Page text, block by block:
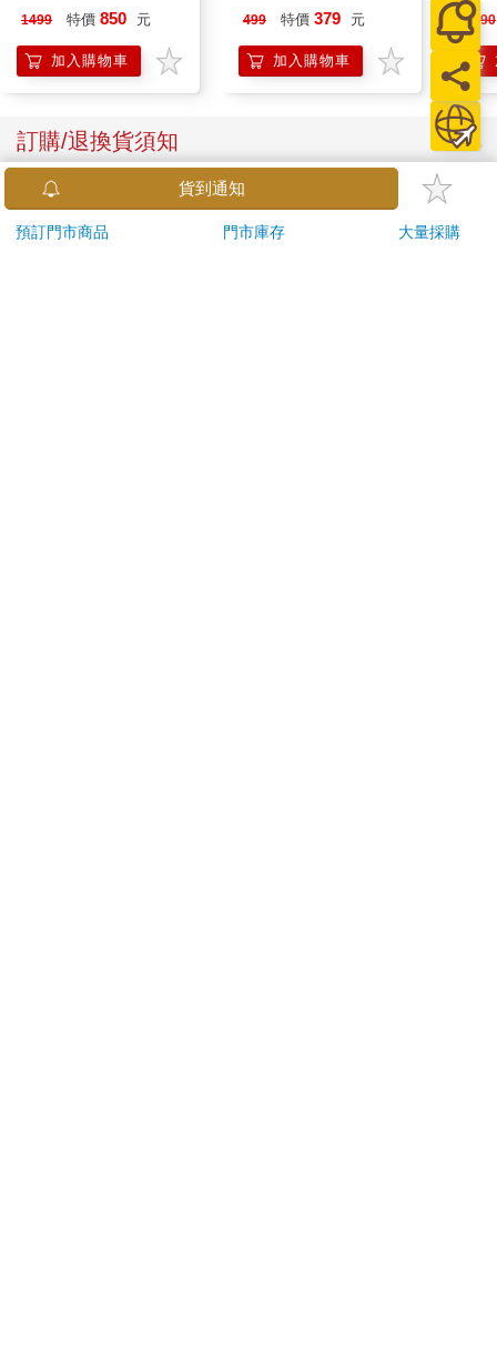
機)
1499 特價 850 元
加入購物車
499 特價 379 元
加入購物車
儀
2990
訂購/退換貨須知
加入金石堂 LINE 官方帳號『完成綁定』，隨時掌握出貨動
態：
貨到通知
預訂門市商品 門市庫存 大量採購